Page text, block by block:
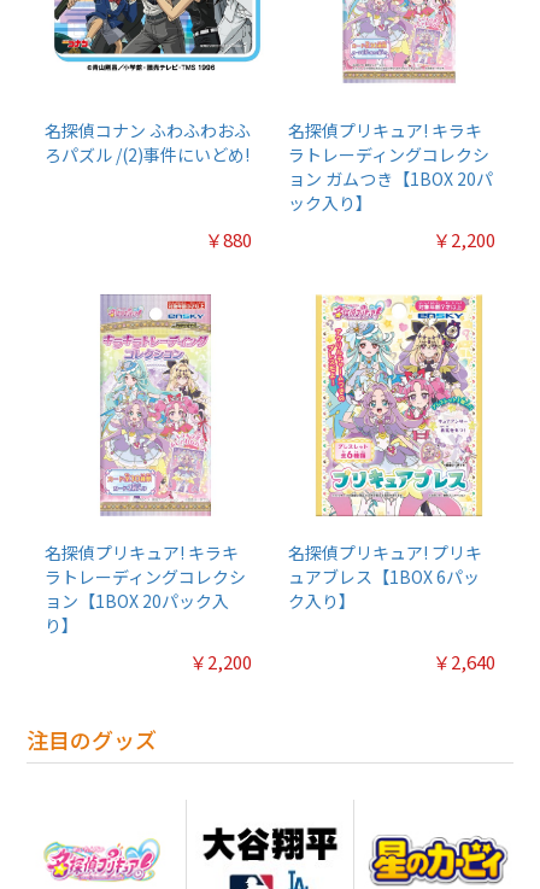
名探偵コナン ふわふわおふ
ろパズル /(2)事件にいどめ!
￥880
名探偵プリキュア! キラキ
ラトレーディングコレクシ
ョン ガムつき【1BOX 20パ
ック入り】
￥2,200
名探偵プリキュア! キラキ
ラトレーディングコレクシ
ョン【1BOX 20パック入
り】
￥2,200
名探偵プリキュア! プリキ
ュアブレス【1BOX 6パッ
ク入り】
￥2,640
注目のグッズ